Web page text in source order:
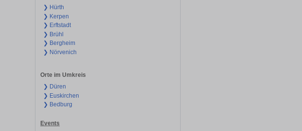
❯ Hürth
❯ Kerpen
❯ Erftstadt
❯ Brühl
❯ Bergheim
❯ Nörvenich
Orte im Umkreis
❯ Düren
❯ Euskirchen
❯ Bedburg
Events